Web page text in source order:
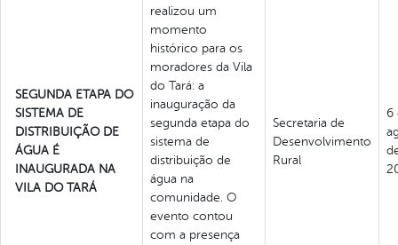
SEGUNDA ETAPA DO
SISTEMA DE
DISTRIBUIÇÃO DE
ÁGUA É
INAUGURADA NA
VILA DO TARÁ
realizou um
momento
histórico para os
moradores da Vila
do Tará: a
inauguração da
segunda etapa do
sistema de
distribuição de
água na
comunidade. O
evento contou
com a presença
Secretaria de
Desenvolvimento
Rural
6